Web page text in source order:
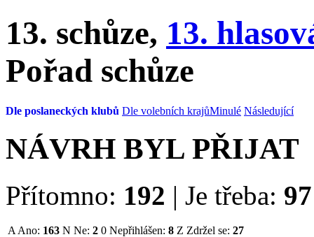
13. schůze, 13.
Pořad schůze
Dle poslaneckých klubů Dle volebních krajůMinulé Následující
NÁVRH BYL PŘIJAT
Přítomno: 192 | Je třeba: 97
A Ano: 163 N Ne: 2 0 Nepřihlášen: 8 Z Zdržel se: 27